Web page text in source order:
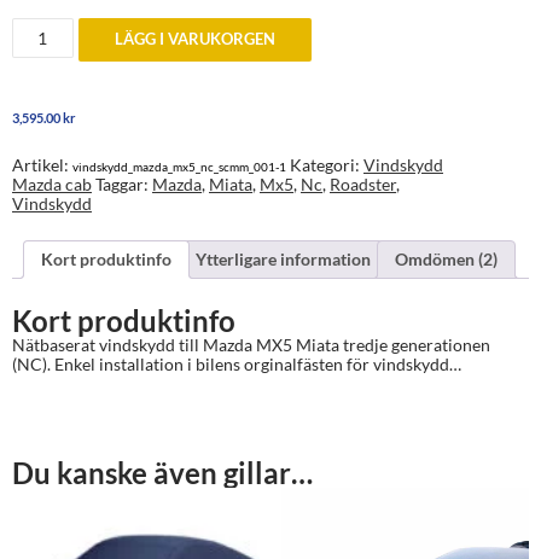
Vindskydd
orginaltyp
MX5
NC
2005-
2014
mängd
LÄGG I VARUKORGEN
3,595.00kr
Artikel: vindskydd_mazda_mx5_nc_scmm_001-1 Kategori: Vindskydd
Mazda cabTaggar: Mazda, Miata, Mx5, Nc, Roadster,
Vindskydd
Kort produktinfo Ytterligare information Omdömen (2)
Kort produktinfo
Nätbaserat vindskydd till Mazda MX5 Miata tredje generationen
(NC). Enkel installation i bilens orginalfästen för vindskydd…
Du kanske även gillar…